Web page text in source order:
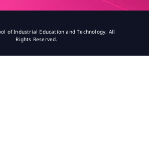
of Industrial Education and Technology. All
Rights Reserved.